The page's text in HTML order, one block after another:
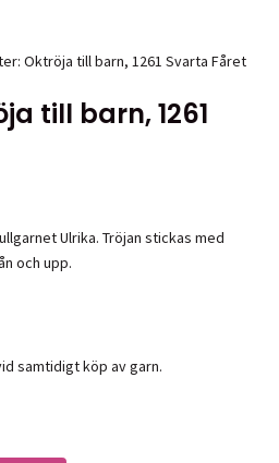
Oktröja till barn, 1261 Svarta Fåret
till barn, 1261
Ulrika. Tröjan stickas med
och upp.
samtidigt köp av garn.